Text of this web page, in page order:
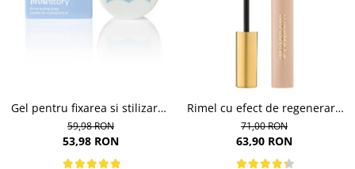
Gel pentru fixarea si stilizarea
sprancenelor, Soap Browstory
- 8g
59,98 RON
53,98 RON
Rimel cu efect de regenerare
a genelor, Eyegasm Mascara -
8ml
71,00 RON
63,90 RON